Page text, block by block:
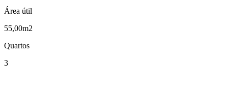
Área útil
55,00m2
Quartos
3